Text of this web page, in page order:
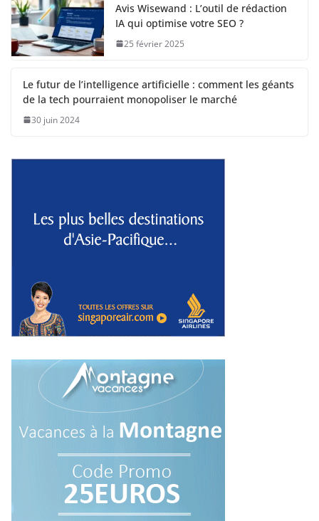
Avis Wisewand : L’outil de rédaction
IA qui optimise votre SEO ?
25 février 2025
Le futur de l’intelligence artificielle : comment les géants
de la tech pourraient monopoliser le marché
30 juin 2024